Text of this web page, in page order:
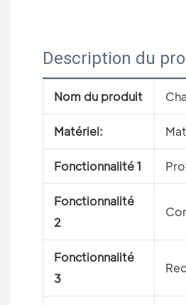
Description du
Nom du produit
Matériel:
Fonctionnalité 1
Fonctionnalité
2
Fonctionnalité
3